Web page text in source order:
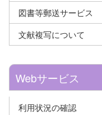
図書等郵送サービス
文献複写について
Webサービス
利用状況の確認